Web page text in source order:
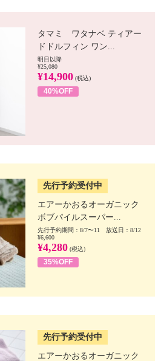
タマミ ワタナベ ティアー
ドドルフィン ワン...
明日以降
¥25,080
¥14,900 (税込)
40%OFF
先行予約受付中
エアーかおるオーガニック
ボブパイルスーパー...
先行予約期間：8/7〜11 放送日：8/12
¥6,600
¥4,280 (税込)
35%OFF
先行予約受付中
エアーかおるオーガニック